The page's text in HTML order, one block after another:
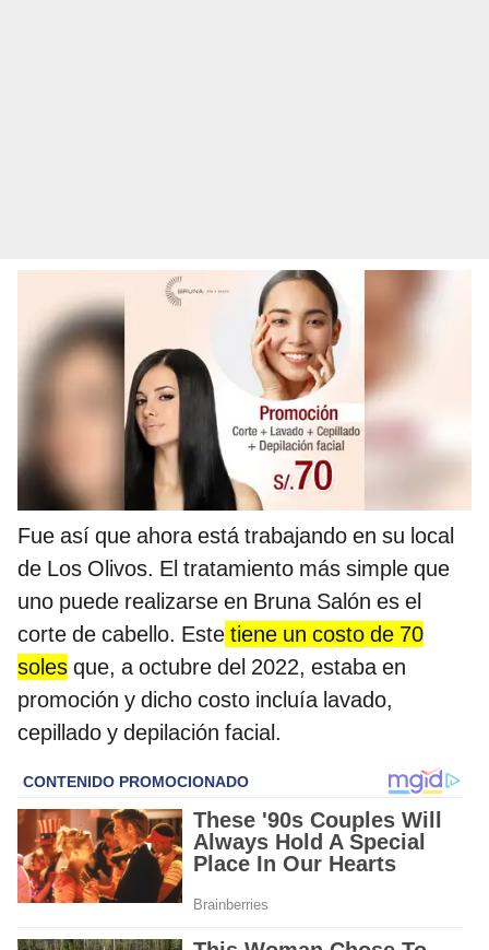
Fue así que ahora está trabajando en su local
de Los Olivos. El tratamiento más simple que
uno puede realizarse en Bruna Salón es el
corte de cabello. Este tiene un costo de 70
soles que, a octubre del 2022, estaba en
promoción y dicho costo incluía lavado,
cepillado y depilación facial.